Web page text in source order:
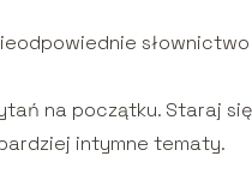
na początku. Staraj
intymne tematy.